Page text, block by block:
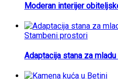
Moderan interijer
Stambeni prostori
Adaptacija stana za